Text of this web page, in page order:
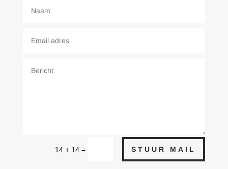
14 + 14 = STUUR MAIL